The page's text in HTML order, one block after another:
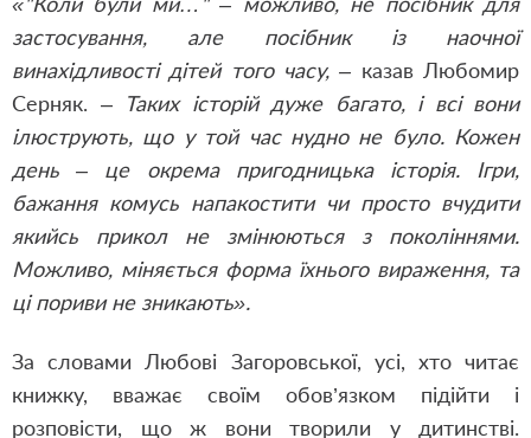
застосування, але посібник із наочної
винахідливості дітей того часу,– казав Любомир
Серняк. –Таких історій дуже багато, і всі вони
ілюструють, що у той час нудно не було. Кожен
день – це окрема пригодницька історія. Ігри,
бажання комусь напакостити чи просто вчудити
якийсь прикол не змінюються з поколіннями.
Можливо, міняється форма їхнього вираження, та
ці пориви не зникають».
За словами Любові Загоровської, усі, хто читає
книжку, вважає своїм обов’язком підійти і
розповісти, що ж вони творили у дитинстві.